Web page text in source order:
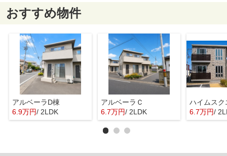
おすすめ物件
アルベーラD棟
6.9万円/ 2LDK
アルベーラＣ
6.7万円/ 2LDK 6.7万円/